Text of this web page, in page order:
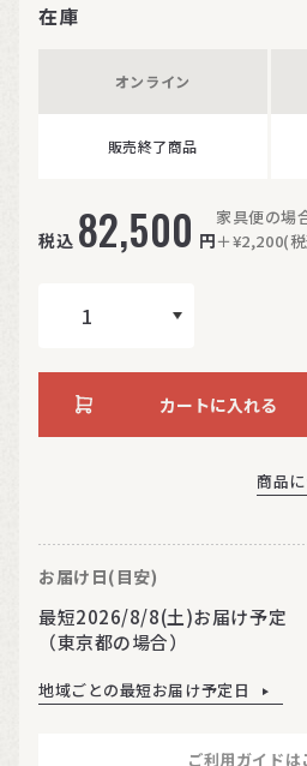
在庫
オンライン
販売終了商品
税込 82,500 円
家具便の場
＋¥2,200(
カートに入れる
商品
お届け日(目安)
最短2026/8/8(土)お届け予定
（東京都の場合）
地域ごとの最短お届け予定日
ご利用ガイドは